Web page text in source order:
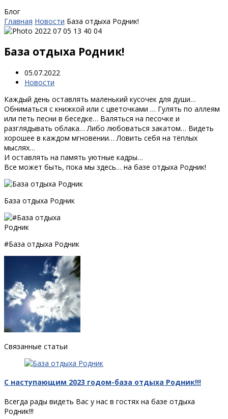
Блог
Главная Новости База отдыха Родник!
База отдыха Родник!
05.07.2022
Новости
Каждый день оставлять маленький кусочек для души…
Обниматься с книжкой или с цветочками … Гулять по аллеям
или петь песни в беседке… Валяться на песочке и
разглядывать облака… Либо любоваться закатом… Видеть
хорошее в каждом мгновении… Ловить себя на тёплых
мыслях…
И оставлять на память уютные кадры…
Все может быть, пока мы здесь… на базе отдыха Родник!
База отдыха Родник
#База отдыха Родник
Связанные статьи
С наступающим 2023 годом-база отдыха Родник!!!
Всегда рады видеть Вас у нас в гостях на базе отдыха
Родник!!!